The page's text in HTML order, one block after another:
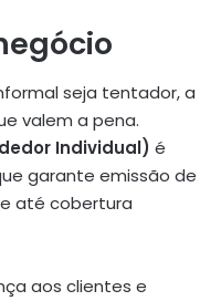
seja tentador, a
valem a pena.
Individual) é
garante emissão de
até cobertura
aos clientes e